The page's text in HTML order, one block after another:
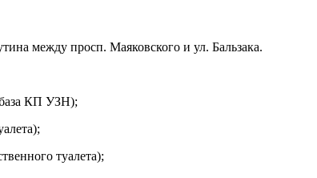
между просп. Маяковского и ул. Бальзака.
база КП УЗН);
туалета);